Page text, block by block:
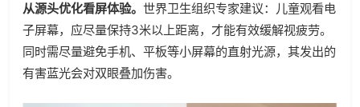
从源头优化看屏体验。 世界卫生组织专家建议：儿童观看电
子屏幕，应尽量保持3米以上距离，才能有效缓解视疲劳。
同时需尽量避免手机、平板等小屏幕的直射光源，其发出的
有害蓝光会对双眼叠加伤害。